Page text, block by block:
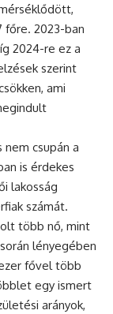
főre. 2023-ban
2024-re ez a
szerint
ami
csupán a
is érdekes
lakosság
számát.
több nő, mint
lényegében
fővel több
egy ismert
arányok,